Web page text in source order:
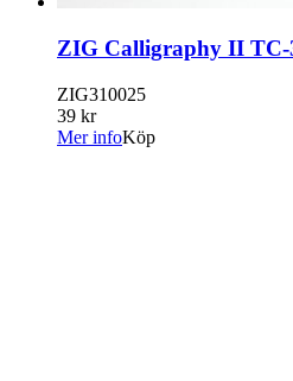
ZIG Calligraphy II TC-
ZIG310025
39 kr
Mer infoKöp